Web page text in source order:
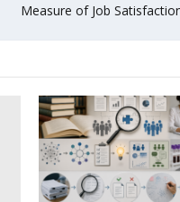
Measure of Job